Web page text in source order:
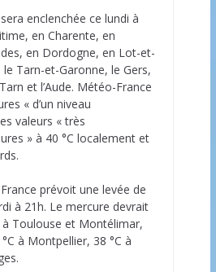
enclenchée ce lundi à
en Charente, en
en Dordogne, en Lot-et-
Tarn-et-Garonne, le Gers,
et l’Aude. Météo-France
« d’un niveau
valeurs « très
» à 40 °C localement et
prévoit une levée de
à 21h. Le mercure devrait
à Toulouse et Montélimar,
à Montpellier, 38 °C à